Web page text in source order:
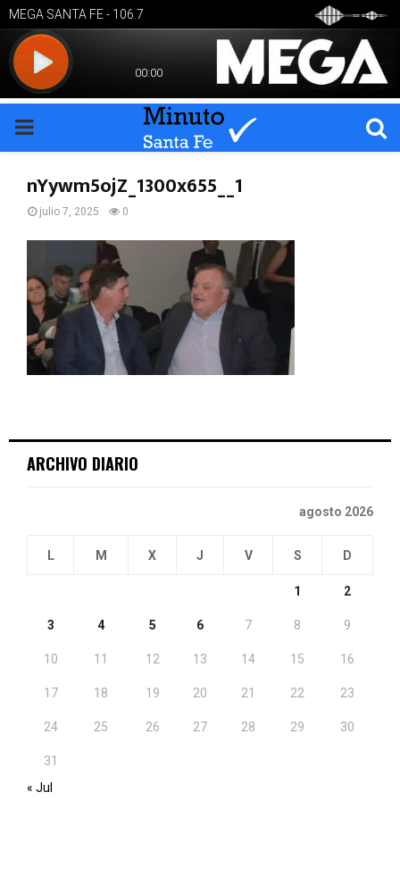
PRIMARY
MENU
nYywm5ojZ_1300x655__1
julio 7, 2025 0
ARCHIVO DIARIO
agosto 2026
L M X J V S D
1 2
3 4 5 6 7 8 9
10 11 12 13 14 15 16
17 18 19 20 21 22 23
24 25 26 27 28 29 30
31
« Jul